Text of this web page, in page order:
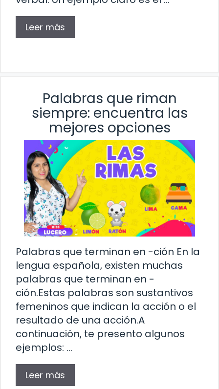
Leer más
Palabras que riman
siempre: encuentra las
mejores opciones
Palabras que terminan en -ción En la
lengua española, existen muchas
palabras que terminan en -
ción.Estas palabras son sustantivos
femeninos que indican la acción o el
resultado de una acción.A
continuación, te presento algunos
ejemplos: …
Leer más